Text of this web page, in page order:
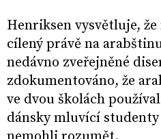
Henriksen vysvětluje,
cílený právě na
nedávno zveřejněné
zdokumentováno, že
ve dvou školách
dánsky mluvící